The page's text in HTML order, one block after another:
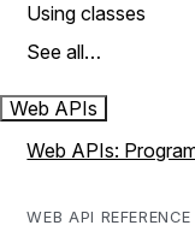
Using classes
See all…
Web APIs
Web APIs:
WEB API REFERENCE